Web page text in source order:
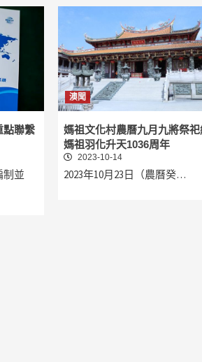
點聯繫
制並
澳聞
媽祖文化村農曆九月九將祭祀
媽祖羽化升天1036周年
2023-10-14
2023年10月23日（農曆癸…